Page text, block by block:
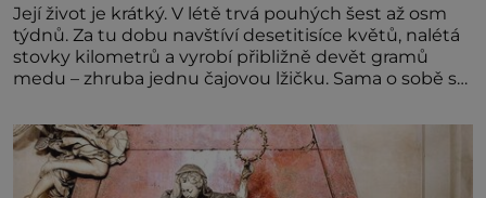
Její život je krátký. V létě trvá pouhých šest až osm
týdnů. Za tu dobu navštíví desetitisíce květů, nalétá
stovky kilometrů a vyrobí přibližně devět gramů
medu – zhruba jednu čajovou lžičku. Sama o sobě se
dalšími desítkami tisíc příslušnic svého včelstva,
vznikne jeden z nejdokonalejších organismů